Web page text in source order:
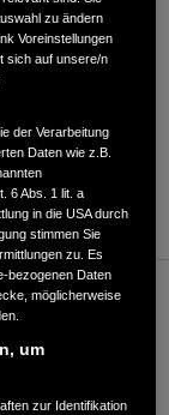
zu ändern
Voreinstellungen
sich auf unsere/n
der Verarbeitung
Daten wie z.B.
6 Abs. 1 lit. a
in die USA durch
stimmen Sie
zu. Es
bezogenen Daten
möglicherweise
um
zur Identifikation